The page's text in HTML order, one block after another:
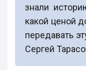
знали
какой ценой
передавать
Сергей